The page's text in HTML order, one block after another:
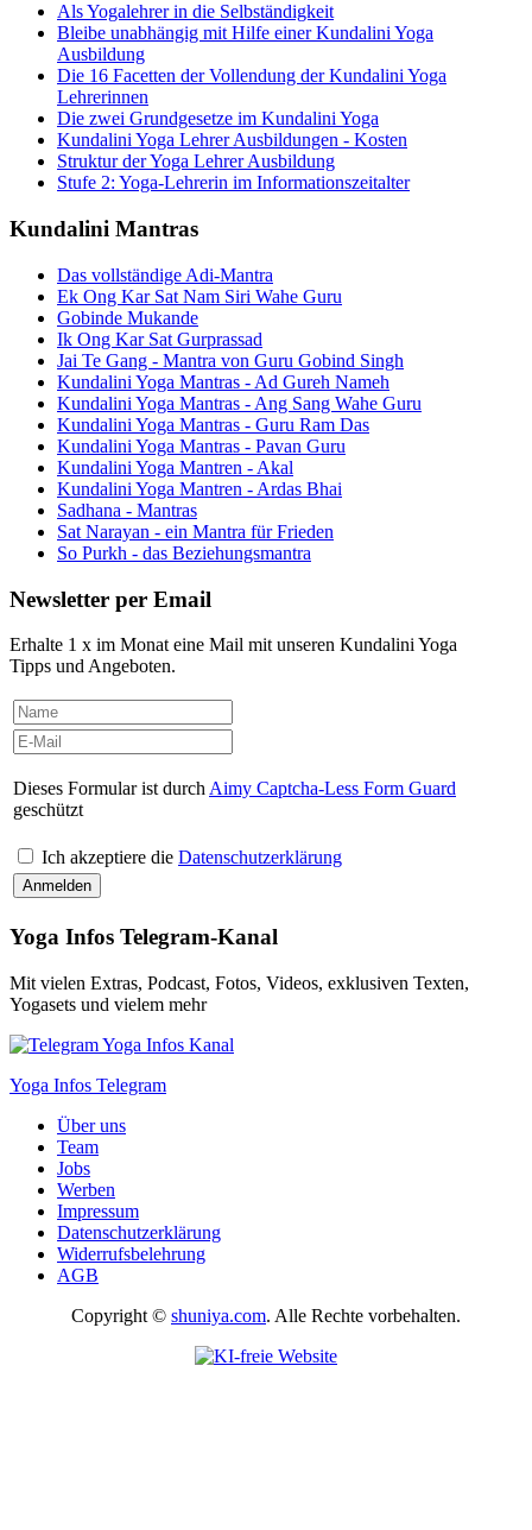
Als Yogalehrer in die Selbständigkeit
Bleibe unabhängig mit Hilfe einer Kundalini Yoga
Ausbildung
Die 16 Facetten der Vollendung der Kundalini Yoga
Lehrerinnen
Die zwei Grundgesetze im Kundalini Yoga
Kundalini Yoga Lehrer Ausbildungen - Kosten
Struktur der Yoga Lehrer Ausbildung
Stufe 2: Yoga-Lehrerin im Informationszeitalter
Kundalini Mantras
Das vollständige Adi-Mantra
Ek Ong Kar Sat Nam Siri Wahe Guru
Gobinde Mukande
Ik Ong Kar Sat Gurprassad
Jai Te Gang - Mantra von Guru Gobind Singh
Kundalini Yoga Mantras - Ad Gureh Nameh
Kundalini Yoga Mantras - Ang Sang Wahe Guru
Kundalini Yoga Mantras - Guru Ram Das
Kundalini Yoga Mantras - Pavan Guru
Kundalini Yoga Mantren - Akal
Kundalini Yoga Mantren - Ardas Bhai
Sadhana - Mantras
Sat Narayan - ein Mantra für Frieden
So Purkh - das Beziehungsmantra
Newsletter per Email
Erhalte 1 x im Monat eine Mail mit unseren Kundalini Yoga
Tipps und Angeboten.
Dieses Formular ist durch Aimy Captcha-Less Form Guard
geschützt
Ich akzeptiere die Datenschutzerklärung
Yoga Infos Telegram-Kanal
Mit vielen Extras, Podcast, Fotos, Videos, exklusiven Texten,
Yogasets und vielem mehr
Yoga Infos Telegram
Über uns
Team
Jobs
Werben
Impressum
Datenschutzerklärung
Widerrufsbelehrung
AGB
Copyright © shuniya.com. Alle Rechte vorbehalten.